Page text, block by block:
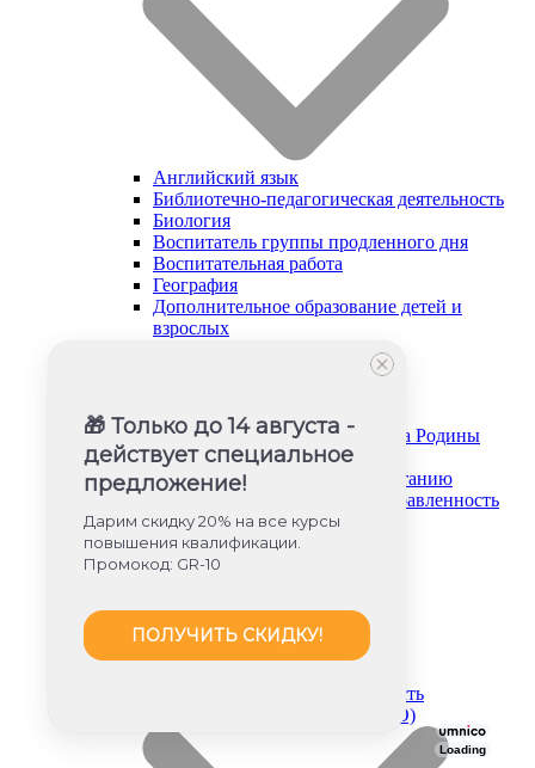
Английский язык
Библиотечно-педагогическая деятельность
Биология
Воспитатель группы продленного дня
Воспитательная работа
География
Дополнительное образование детей и
взрослых
Изобразительное искусство
Основы безопасности и защита Родины
Русский язык и литература
Советник директора по воспитанию
Социально-гуманитарная направленность
Социальный педагог
Техническая направленность
Труд (технология)
Тьюторское сопровождение
Физика
Физическое воспитание
Художественная направленность
Дошкольное образование (ФГОС ДО)
Loading
🎁 Только до 14 августа -
действует специальное
предложение!
Дарим скидку 20% на все курсы
повышения квалификации.
Промокод: GR-10
ПОЛУЧИТЬ СКИДКУ!